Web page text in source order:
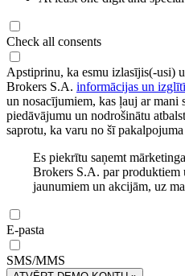
Check all consents
Apstiprinu, ka esmu izlasījis(-
Brokers S.A. informācijas un
un nosacījumiem, kas ļauj ar mani
piedāvājumu un nodrošinātu
saprotu, ka varu no šī
Es piekrītu saņemt
Brokers S.A. par produktiem
jaunumiem un akcijām, uz
E-pasta
SMS/MMS